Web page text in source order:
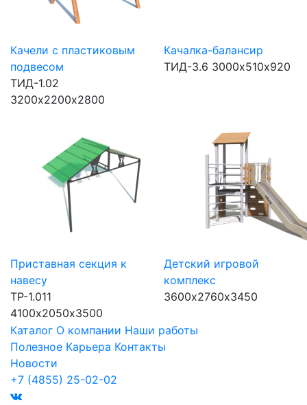
Качели с пластиковым
подвесом
ТИД-1.02
3200х2200х2800
Качалка-балансир
ТИД-3.6 3000х510х920
Приставная секция к
навесу
ТР-1.011
4100х2050х3500
Детский игровой
комплекс
3600х2760х3450
Каталог О компании Наши работы
Полезное Карьера Контакты
Новости
+7 (4855) 25-02-02